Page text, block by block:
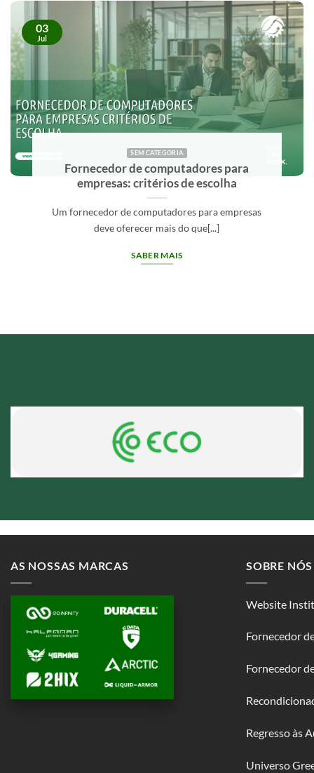
SEM CATEGORIA
Fornecedor de computadores para
empresas: critérios de escolha
Um fornecedor de computadores para empresas
deve oferecer mais do que[...]
SABER MAIS
03
Jul
AS NOSSAS MARCAS SOBRE NÓS
Website
Fornecedor
Fornecedor
Regresso às
Universo